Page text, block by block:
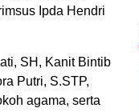
Ipda Hendri
SH, Kanit Bintib
Putri, S.STP,
agama, serta